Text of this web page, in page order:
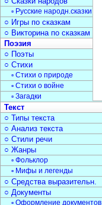
▫ Русские народн.сказки
○ Игры по сказкам
○ Викторина по сказкам
Поэзия
○ Поэты
○ Стихи
▫ Стихи о природе
▫ Стихи о войне
▫ Загадки
Текст
○ Типы текста
○ Анализ текста
○ Стили речи
○ Жанры
▫ Фольклор
▫ Мифы и легенды
○ Средства выразительн.
○ Документы
▫ Оформление документов